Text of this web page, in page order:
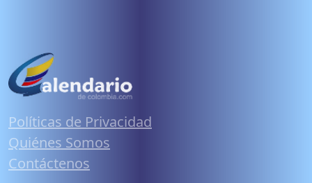
Políticas de Privacidad
Quiénes Somos
Contáctenos